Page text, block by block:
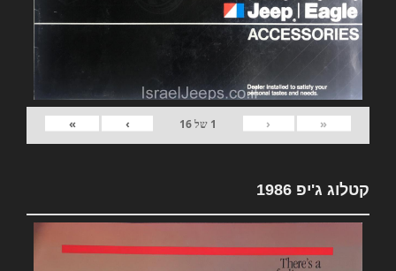
«
‹
1 של16
›
»
קטלוג ג'יפ 1986